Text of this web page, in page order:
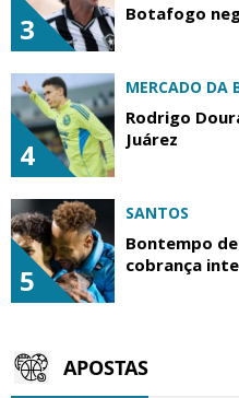
3
Botafogo
4
MERCADO DA
Rodrigo
Juárez
5
SANTOS
Bontempo
cobrança
APOSTAS